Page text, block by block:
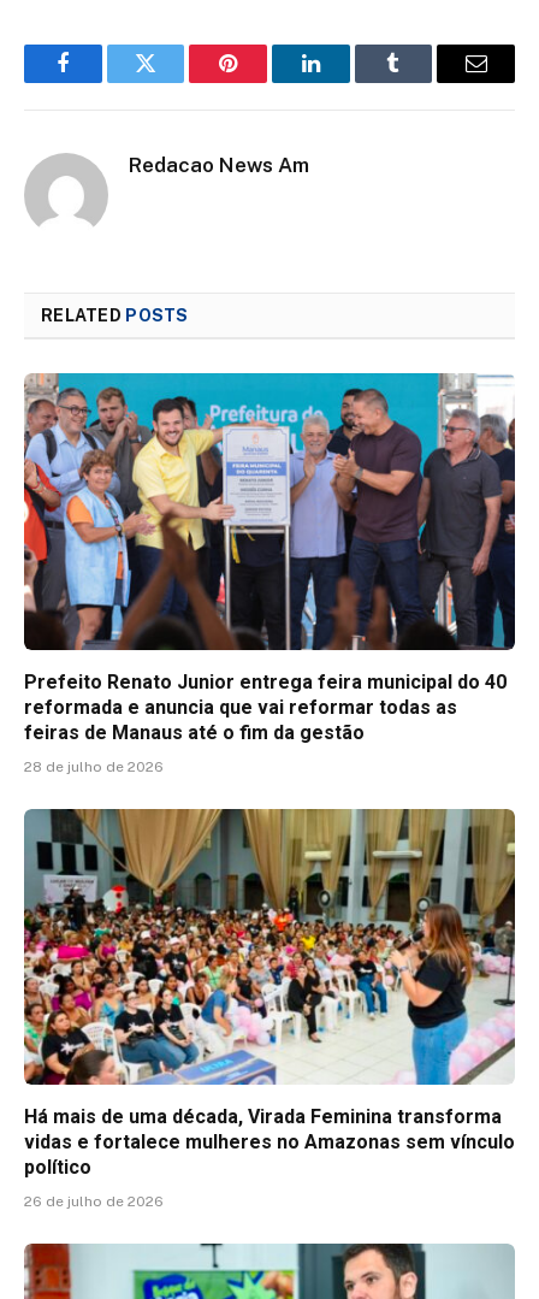
FacebookTwitter Pinterest LinkedInTumblr Email
Redacao News Am
RELATED POSTS
Prefeito Renato Junior entrega feira municipal do 40
reformada e anuncia que vai reformar todas as
feiras de Manaus até o fim da gestão
28 de julho de 2026
Há mais de uma década, Virada Feminina transforma
vidas e fortalece mulheres no Amazonas sem vínculo
político
26 de julho de 2026